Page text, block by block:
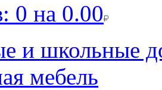
0 на 0.00
и школьные
мебель